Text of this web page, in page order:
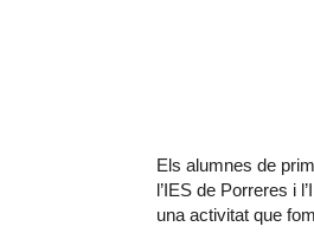
Els alumnes de
l’IES de Porreres i
una activitat que